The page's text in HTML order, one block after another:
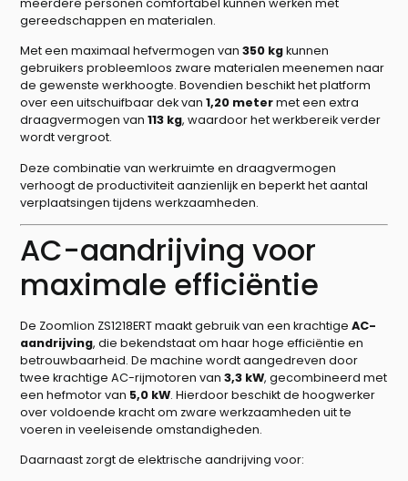
gereedschappen en materialen.
Met een maximaal hefvermogen van350 kgkunnen
gebruikers probleemloos zware materialen meenemen naar
de gewenste werkhoogte. Bovendien beschikt het platform
over een uitschuifbaar dek van1,20 metermet een extra
draagvermogen van113 kg, waardoor het werkbereik verder
wordt vergroot.
Deze combinatie van werkruimte en draagvermogen
verhoogt de productiviteit aanzienlijk en beperkt het aantal
verplaatsingen tijdens werkzaamheden.
AC-aandrijving voor
maximale efficiëntie
De Zoomlion ZS1218ERT maakt gebruik van een krachtigeAC-
aandrijving, die bekendstaat om haar hoge efficiëntie en
betrouwbaarheid. De machine wordt aangedreven door
twee krachtige AC-rijmotoren van3,3 kW, gecombineerd met
een hefmotor van 5,0 kW. Hierdoor beschikt de hoogwerker
over voldoende kracht om zware werkzaamheden uit te
voeren in veeleisende omstandigheden.
Daarnaast zorgt de elektrische aandrijving voor: